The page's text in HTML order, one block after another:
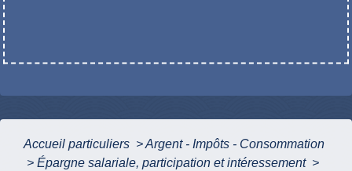
Accueil particuliers >Argent - Impôts - Consommation
> Épargne salariale, participation et intéressement >